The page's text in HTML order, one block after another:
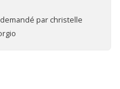
par christelle